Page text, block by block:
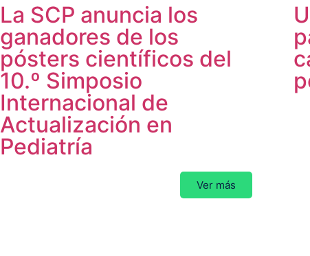
La SCP anuncia los
ganadores de los
pósters científicos del
10.º Simposio
Internacional de
Actualización en
Pediatría
Ver más